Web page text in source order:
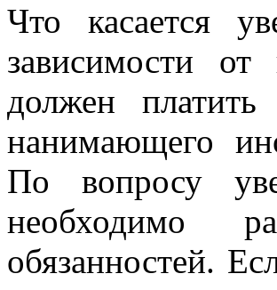
Что касается
зависимости от
должен
нанимающего
По вопросу
необходимо
обязанностей.